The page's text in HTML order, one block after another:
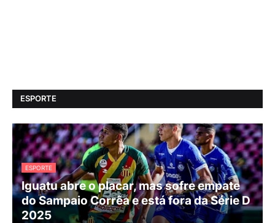
ESPORTE
ESPORTE
Iguatu abre o placar, mas sofre empate
do Sampaio Corrêa e está fora da Série D
2025